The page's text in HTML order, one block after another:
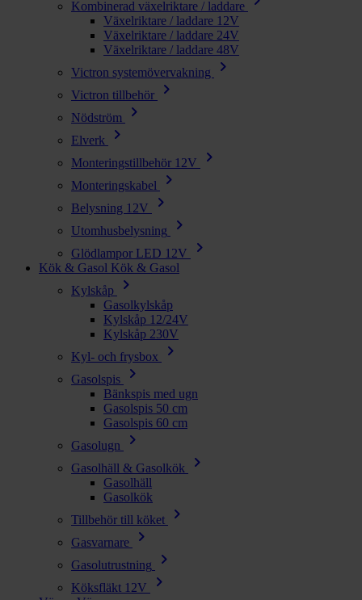
Kombinerad växelriktare / laddare
Växelriktare / laddare 12V
Växelriktare / laddare 24V
Växelriktare / laddare 48V
Victron systemövervakning
chevron_right
Victron tillbehör chevron_right
Nödström chevron_right
Elverk chevron_right
Monteringstillbehör 12V chevron_right
Monteringskabel chevron_right
Belysning 12V chevron_right
Utomhusbelysning chevron_right
Glödlampor LED 12V chevron_right
Kök & Gasol Kök & Gasol
Kylskåp
chevron_right
Gasolkylskåp
Kylskåp 12/24V
Kylskåp 230V
Kyl- och frysbox
chevron_right
Gasolspis chevron_right
Bänkspis med ugn
Gasolspis 50 cm
Gasolspis 60 cm
Gasolugn
chevron_right
Gasolhäll & Gasolkök chevron_right
Gasolhäll
Gasolkök
Tillbehör till köket
chevron_right
Gasvarnare chevron_right
Gasolutrustning chevron_right
Köksfläkt 12V chevron_right